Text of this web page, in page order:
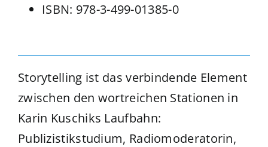
ISBN: 978-3-499-01385-0
Storytelling ist das verbindende Element
zwischen den wortreichen Stationen in
Karin Kuschiks Laufbahn:
Publizistikstudium, Radiomoderatorin,